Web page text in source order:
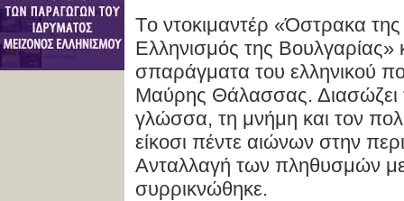
Tο ντοκιμαντέρ «Όστρακα
Eλληνισμός της
σπαράγματα του ελληνικού
Mαύρης Θάλασσας. Διασώζει
γλώσσα, τη μνήμη και τον
είκοσι πέντε αιώνων στην
Ανταλλαγή των πληθυσμών
συρρικνώθηκε.